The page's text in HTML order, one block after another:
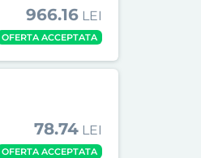
966.16 LEI
OFERTA ACCEPTATA
78.74 LEI
OFERTA ACCEPTATA